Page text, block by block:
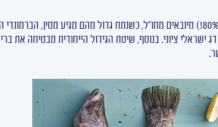
נתחיל בכך שבזמן שחלקם הגדול של הדגים שנמכרים בישראל (למעלה מכ-80%!) מיובאים מחו"ל, כשנתח גדול
פישריז", מגדלת אותו בייצור מקומי קפדני בחווה אקולוגית בנגב – הוא 100% דג ישראלי ציוני. בנוסף, שיטת הגידול